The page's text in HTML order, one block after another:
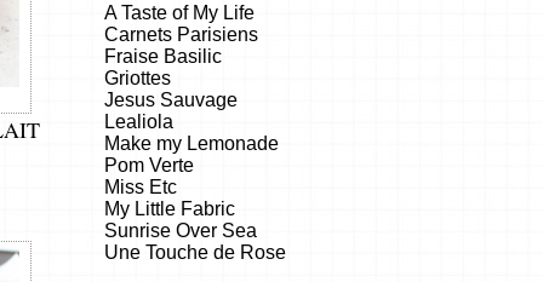
A Taste of My Life
Carnets Parisiens
Fraise Basilic
Griottes
Jesus Sauvage
Lealiola
Make my Lemonade
Pom Verte
Miss Etc
My Little Fabric
Sunrise Over Sea
Une Touche de Rose